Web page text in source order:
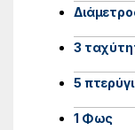
3
5
1 Φως